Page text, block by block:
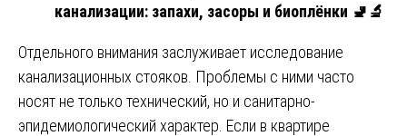
канализации: запахи, засоры и биоплёнки 🚽🔬
Отдельного внимания заслуживает исследование
канализационных стояков. Проблемы с ними часто
носят не только технический, но и санитарно-
эпидемиологический характер. Если в квартире